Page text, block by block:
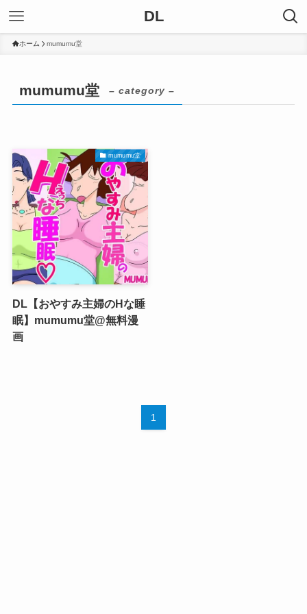
DL
ホーム mumumu堂
mumumu堂 – category –
mumumu堂
DL【おやすみ主婦のHな睡
眠】mumumu堂@無料漫
画
1